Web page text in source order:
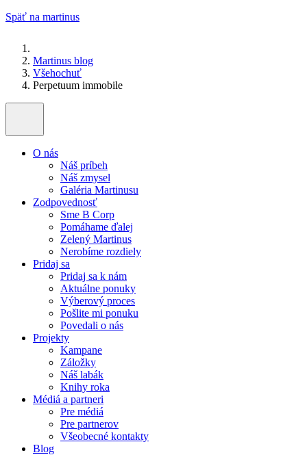
Späť na martinus
Martinus blog
Všehochuť
Perpetuum immobile
O nás
Náš príbeh
Náš zmysel
Galéria Martinusu
Zodpovednosť
Sme B Corp
Pomáhame ďalej
Zelený Martinus
Nerobíme rozdiely
Pridaj sa
Pridaj sa k nám
Aktuálne ponuky
Výberový proces
Pošlite mi ponuku
Povedali o nás
Projekty
Kampane
Záložky
Náš labák
Knihy roka
Médiá a partneri
Pre médiá
Pre partnerov
Všeobecné kontakty
Blog